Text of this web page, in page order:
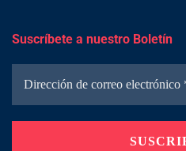
Suscríbete a nuestro Boletín